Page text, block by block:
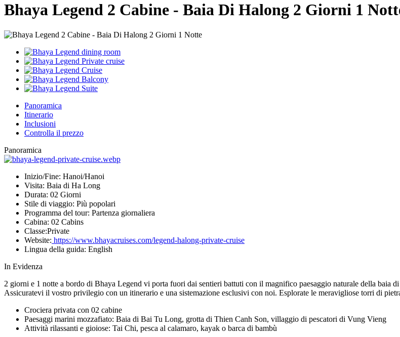
Bhaya Legend 2 Cabine - Baia Di Halong 2 Giorni 1
Panoramica
Itinerario
Inclusioni
Controlla il prezzo
Panoramica
Inizio/Fine: Hanoi/Hanoi
Visita: Baia di Ha Long
Durata: 02 Giorni
Stile di viaggio: Più popolari
Programma del tour: Partenza giornaliera
Cabina: 02 Cabins
Classe:Private
Website: https://www.bhayacruises.com/legend-halong-private-cruise
Lingua della guida: English
In Evidenza
2 giorni e 1 notte a bordo di Bhaya Legend vi porta fuori dai sentieri battuti con il magnifico paesaggio naturale della
Assicuratevi il vostro privilegio con un itinerario e una sistemazione esclusivi con noi. Esplorate le meravigliose torri di
Crociera privata con 02 cabine
Paesaggi marini mozzafiato: Baia di Bai Tu Long, grotta di Thien Canh Son, villaggio di pescatori di Vung Vieng
Attività rilassanti e gioiose: Tai Chi, pesca al calamaro, kayak o barca di bambù